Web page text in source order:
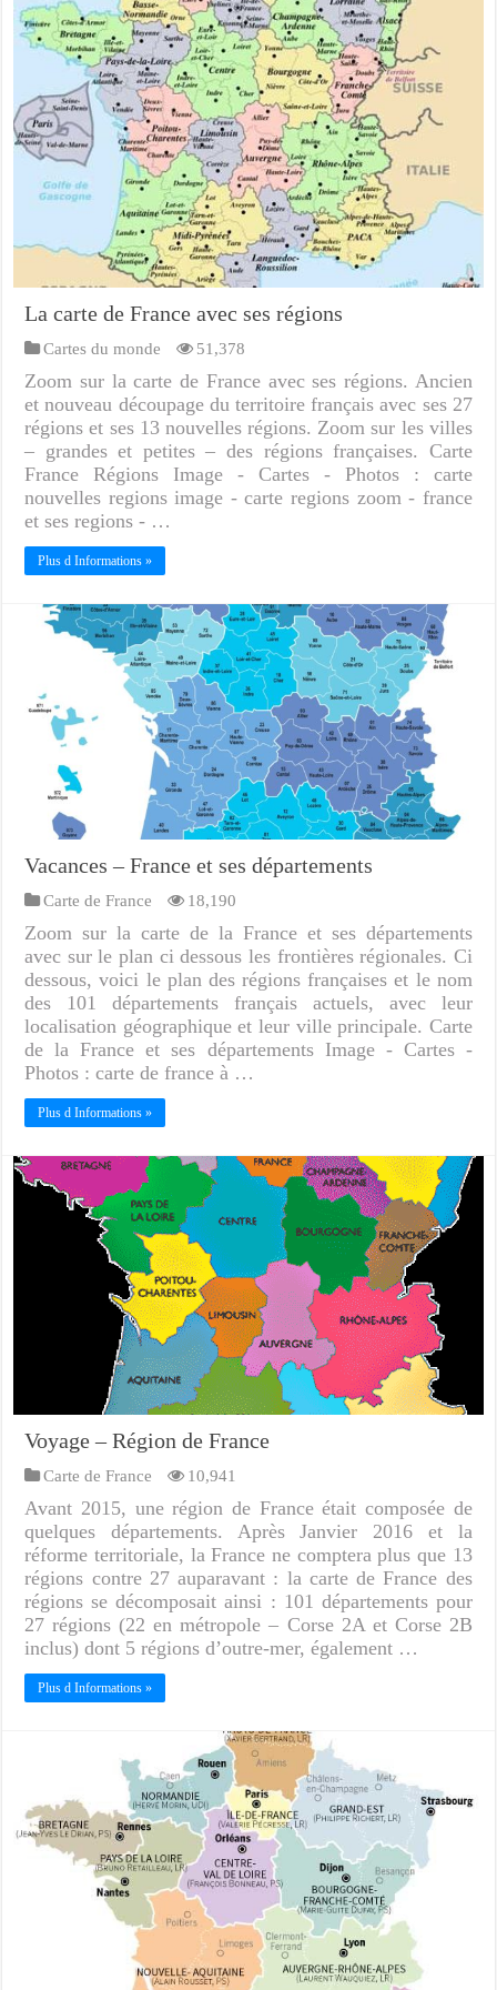
La carte de France avec ses régions
Cartes du monde 51,378
Zoom sur la carte de France avec ses régions. Ancien
et nouveau découpage du territoire français avec ses 27
régions et ses 13 nouvelles régions. Zoom sur les villes
– grandes et petites – des régions françaises. Carte
France Régions Image - Cartes - Photos : carte
nouvelles regions image - carte regions zoom - france
et ses regions - …
Plus d Informations »
Vacances – France et ses départements
Carte de France 18,190
Zoom sur la carte de la France et ses départements
avec sur le plan ci dessous les frontières régionales. Ci
dessous, voici le plan des régions françaises et le nom
des 101 départements français actuels, avec leur
localisation géographique et leur ville principale. Carte
de la France et ses départements Image - Cartes -
Photos : carte de france à …
Plus d Informations »
Voyage – Région de France
Carte de France 10,941
Avant 2015, une région de France était composée de
quelques départements. Après Janvier 2016 et la
réforme territoriale, la France ne comptera plus que 13
régions contre 27 auparavant : la carte de France des
régions se décomposait ainsi : 101 départements pour
27 régions (22 en métropole – Corse 2A et Corse 2B
inclus) dont 5 régions d’outre-mer, également …
Plus d Informations »